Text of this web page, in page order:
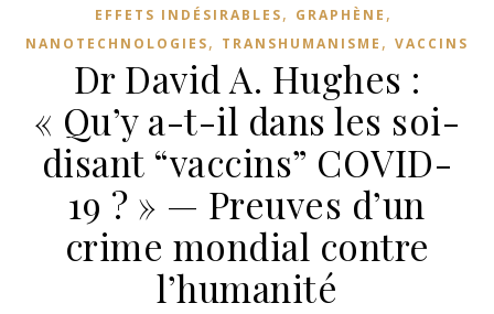
EFFETS INDÉSIRABLES, GRAPHÈNE ,
NANOTECHNOLOGIES, TRANSHUMANISME , VACCINS
Dr David A. Hughes :
« Qu’y a-t-il dans les soi-
disant “vaccins” COVID-
19 ? » — Preuves d’un
crime mondial contre
l’humanité